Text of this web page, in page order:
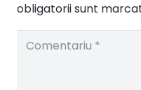
obligatorii sunt